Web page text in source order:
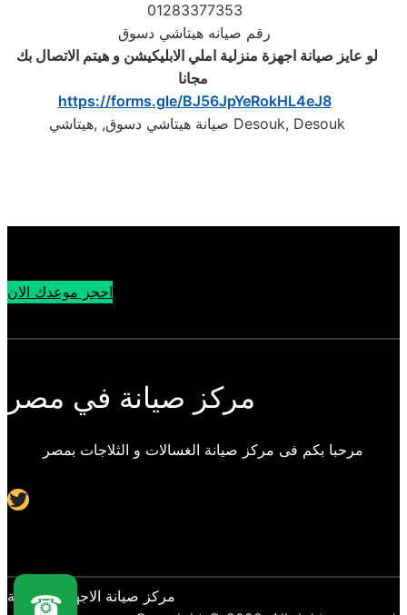
01283377353
رقم صيانه هيتاشي دسوق
لو عايز صيانة اجهزة منزلية املي الابليكيشن و هيتم الاتصال بك
مجانا
https://forms.gle/BJ56JpYeRokHL4eJ8
صيانة هيتاشي دسوق, ,هيتاشي Desouk, Desouk
احجز موعدك الان
مركز صيانة في مصر
مرحبا بكم فى مركز صيانة الغسالات و الثلاجات بمصر
Twitter
مركز صيانة الاجهزة المنزلية
☎